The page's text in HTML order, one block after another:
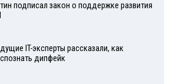
подписал закон о поддержке развития
IT-эксперты рассказали, как
дипфейк